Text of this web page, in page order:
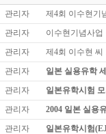
관리자
제4회 이수현기
관리자
이수현기념사업
관리자
제4회 이수현
관리자
일본 실용유학
관리자
일본유학시험
관리자
2004 일본 실용
관리자
일본유학시험